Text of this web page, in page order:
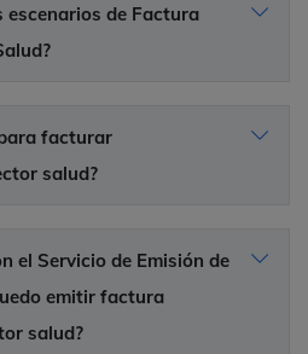
escenarios de Factura
facturar
salud?
el Servicio de Emisión de
emitir factura
salud?